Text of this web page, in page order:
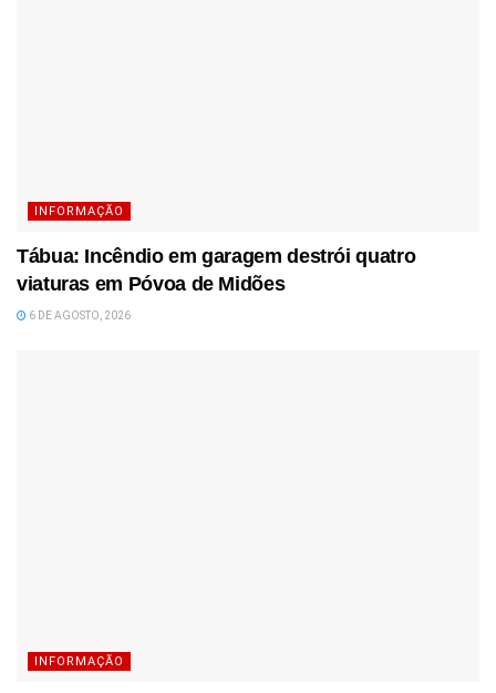
INFORMAÇÃO
Tábua: Incêndio em garagem destrói quatro
viaturas em Póvoa de Midões
6 DE AGOSTO, 2026
INFORMAÇÃO